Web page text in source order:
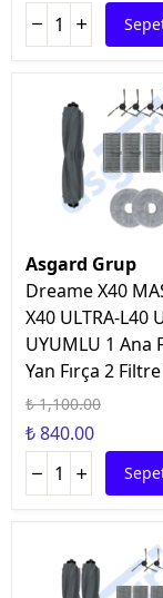
Asgard Grup
Dreame X40
X40 ULTRA-L40
UYUMLU 1 Ana
Yan Fırça 2
₺ 1,100.00
₺ 840.00